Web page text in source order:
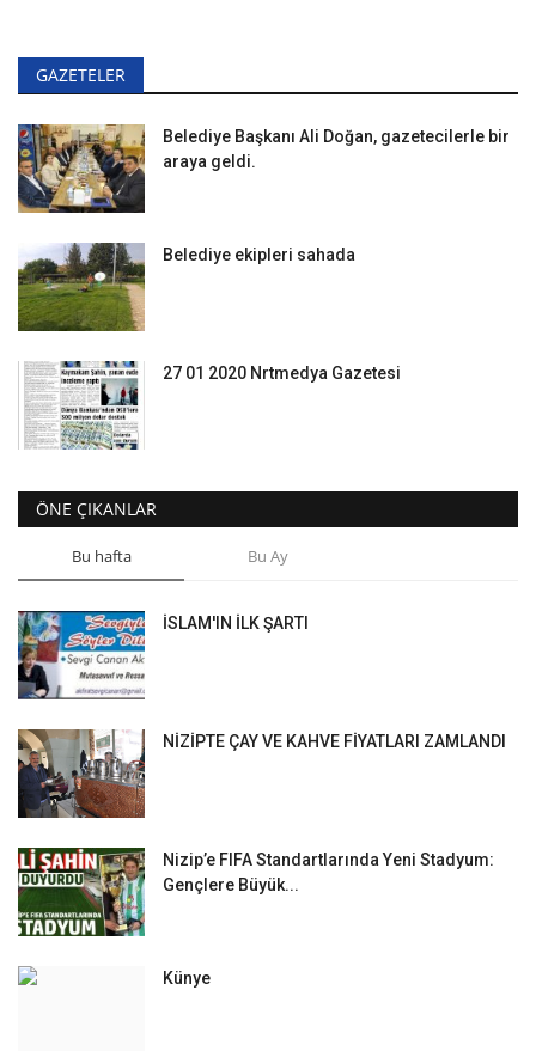
GAZETELER
Belediye Başkanı Ali Doğan, gazetecilerle bir
araya geldi.
Belediye ekipleri sahada
27 01 2020 Nrtmedya Gazetesi
ÖNE ÇIKANLAR
Bu hafta Bu Ay
İSLAM'IN İLK ŞARTI
NİZİPTE ÇAY VE KAHVE FİYATLARI ZAMLANDI
Nizip’e FIFA Standartlarında Yeni Stadyum:
Gençlere Büyük...
Künye